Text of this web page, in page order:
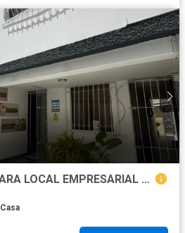
ALQUILER DE CASA PARA LOCAL EMPRESARIAL – SACHACA (URB. TAHUAYCANI) - AFC056
Casa